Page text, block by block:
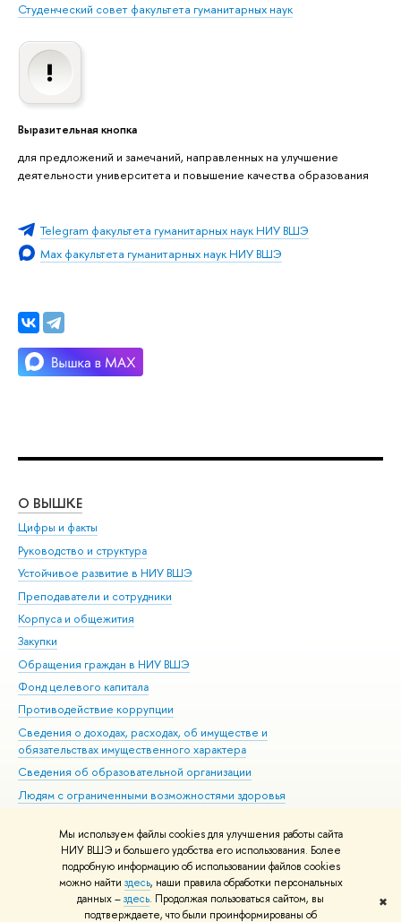
Мы используем файлы cookies для улучшения работы сайта
НИУ ВШЭ и большего удобства его использования. Более
подробную информацию об использовании файлов cookies
можно найти здесь, наши правила обработки персональных
данных –здесь. Продолжая пользоваться сайтом, вы
подтверждаете, что были проинформированы об
✖
Студенческий совет факультета гуманитарных наук
Выразительная кнопка
для предложений и замечаний, направленных на улучшение
деятельности университета и повышение качества образования
Telegram факультета гуманитарных наук НИУ ВШЭ
Max факультета гуманитарных наук НИУ ВШЭ
О ВЫШКЕ
Цифры и факты
Руководство и структура
Устойчивое развитие в НИУ ВШЭ
Преподаватели и сотрудники
Корпуса и общежития
Закупки
Обращения граждан в НИУ ВШЭ
Фонд целевого капитала
Противодействие коррупции
Сведения о доходах, расходах, об имуществе и
обязательствах имущественного характера
Сведения об образовательной организации
Людям с ограниченными возможностями здоровья
Работа в Вышке